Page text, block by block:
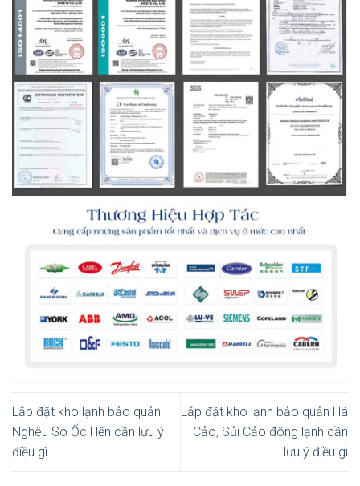
Lắp đặt kho lạnh bảo quản
Nghêu Sò Ốc Hến cần lưu ý
điều gì
Lắp đặt kho lạnh bảo quản Há
Cảo, Sủi Cảo đông lạnh cần
lưu ý điều gì